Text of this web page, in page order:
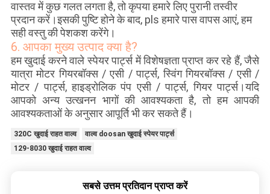
वास्तव में कुछ गलत लगता है, तो कृपया हमारे लिए पुरानी तस्वीर
प्रदान करें।इसकी पुष्टि होने के बाद, pls हमारे पास वापस आएं, हम
सही वस्तु की पेशकश करेंगे।
6. आपका मुख्य उत्पाद क्या है?
हम खुदाई करने वाले स्पेयर पार्ट्स में विशेषज्ञता प्राप्त कर रहे हैं, जैसे
यात्रा मोटर गियरबॉक्स / एसी / पार्ट्स, स्विंग गियरबॉक्स / एसी /
मोटर / पार्ट्स, हाइड्रोलिक पंप एसी / पार्ट्स, गियर पार्ट्स।यदि
आपको अन्य उत्खनन भागों की आवश्यकता है, तो हम आपकी
आवश्यकताओं के अनुसार आपूर्ति भी कर सकते हैं।
320C खुदाई राहत वाल्व
वाल्व doosan खुदाई स्पेयर पार्ट्स
129-8030 खुदाई राहत वाल्व
सबसे उत्तम प्रतिदान प्राप्त करें